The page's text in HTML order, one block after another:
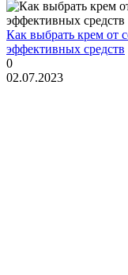
Как выбрать крем от
эффективных средств
0
02.07.2023